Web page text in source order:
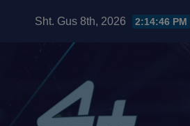
Sht. Gus 8th, 2026 2:14:48 PM